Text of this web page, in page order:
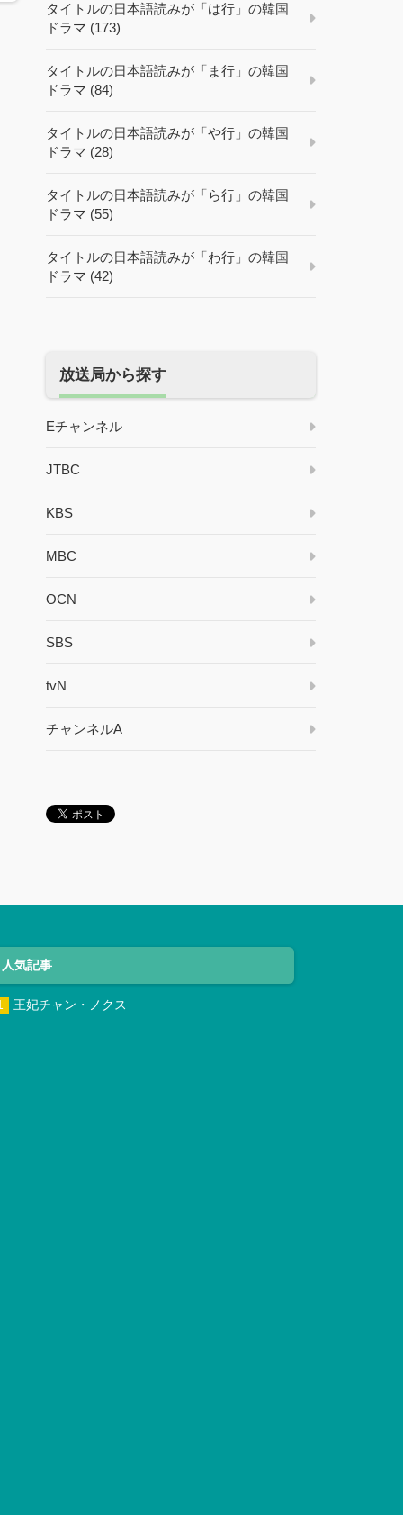
タイトルの日本語読みが「は行」の韓国
ドラマ (173)
タイトルの日本語読みが「ま行」の韓国
ドラマ (84)
タイトルの日本語読みが「や行」の韓国
ドラマ (28)
タイトルの日本語読みが「ら行」の韓国
ドラマ (55)
タイトルの日本語読みが「わ行」の韓国
ドラマ (42)
放送局から探す
Eチャンネル
JTBC
KBS
MBC
OCN
SBS
tvN
チャンネルA
人気記事
王妃チャン・ノクス